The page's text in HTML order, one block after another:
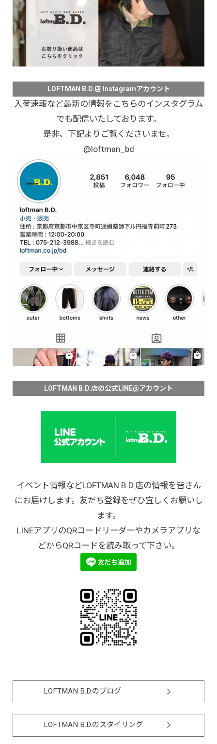
LOFTMAN B.D.店 Instagramアカウント
入荷速報など最新の情報をこちらのインスタグラム
でも配信いたしております。
是非、下記よりご覧くださいませ。
@loftman_bd
LOFTMAN B.D.店の公式LINE@アカウント
イベント情報などLOFTMAN B.D.店の情報を皆さん
にお届けします。友だち登録をぜひ宜しくお願いし
ます。
LINEアプリのQRコードリーダーやカメラアプリな
どからQRコードを読み取って下さい。
LOFTMAN B.D.のブログ
LOFTMAN B.D.のスタイリング